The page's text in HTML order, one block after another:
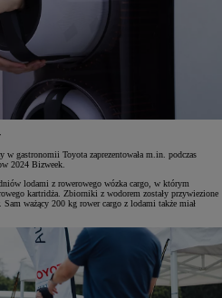
gastronomii Toyota zaprezentowała m.in. podczas
2024 Bizweek.
lodami z rowerowego wózka cargo, w którym
kartridża. Zbiorniki z wodorem zostały przywiezione
ważący 200 kg rower cargo z lodami także miał